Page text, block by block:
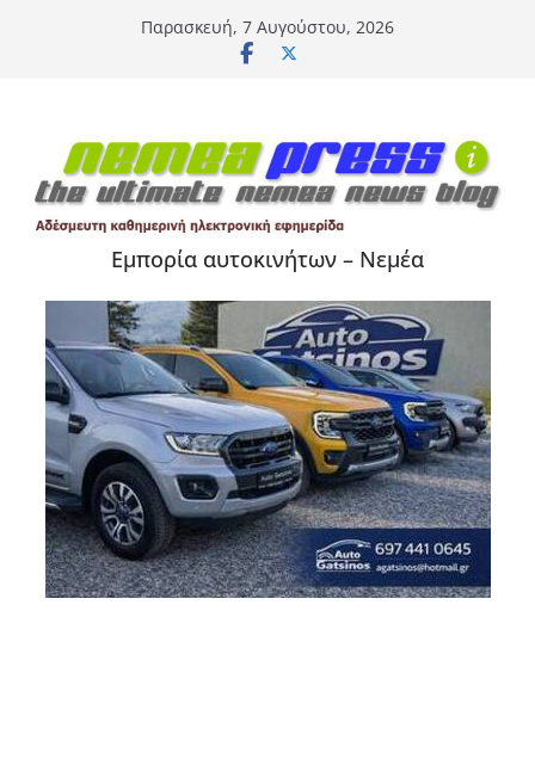
Παρασκευή, 7 Αυγούστου, 2026
Εμπορία αυτοκινήτων – Νεμέα